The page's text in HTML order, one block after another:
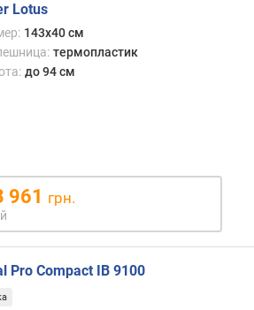
Lotus
143х40 см
термопластик
до 94 см
961 грн.
Pro Compact IB 9100